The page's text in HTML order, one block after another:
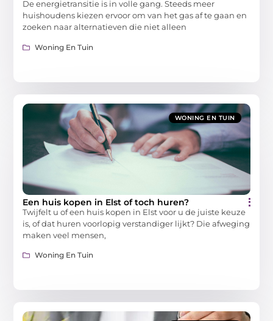
De energietransitie is in volle gang. Steeds meer
huishoudens kiezen ervoor om van het gas af te gaan en
zoeken naar alternatieven die niet alleen
Woning En Tuin
WONING EN TUIN
Een huis kopen in Elst of toch huren?
Twijfelt u of een huis kopen in Elst voor u de juiste keuze
is, of dat huren voorlopig verstandiger lijkt? Die afweging
maken veel mensen,
Woning En Tuin